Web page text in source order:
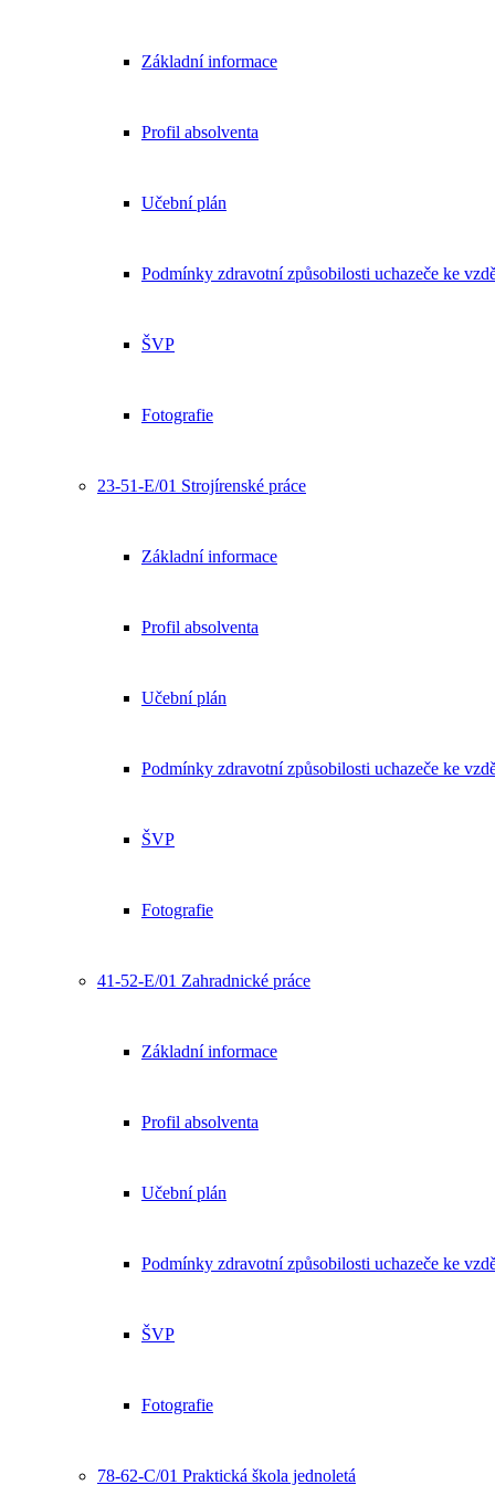
Základní informace
Profil absolventa
Učební plán
Podmínky zdravotní způsobilosti uchazeče ke
ŠVP
Fotografie
23-51-E/01 Strojírenské práce
Základní informace
Profil absolventa
Učební plán
Podmínky zdravotní způsobilosti uchazeče ke
ŠVP
Fotografie
41-52-E/01 Zahradnické práce
Základní informace
Profil absolventa
Učební plán
Podmínky zdravotní způsobilosti uchazeče ke
ŠVP
Fotografie
78-62-C/01 Praktická škola jednoletá